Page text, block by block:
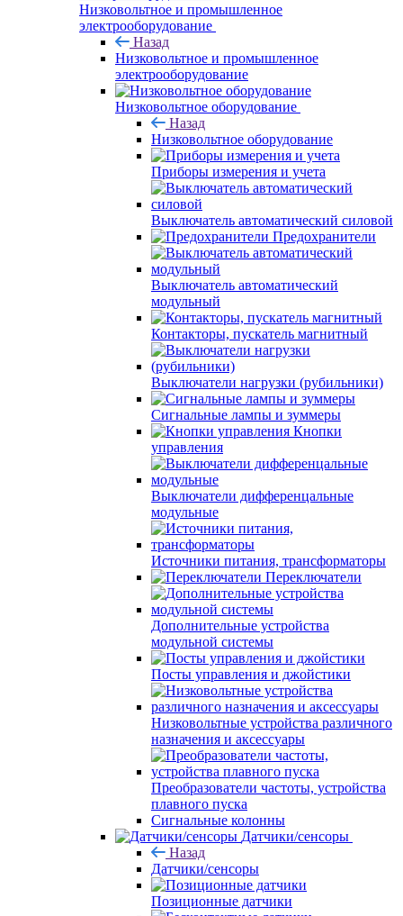
Низковольтное и промышленное
электрооборудование
Назад
Низковольтное и промышленное
электрооборудование
Низковольтное оборудование
Назад
Низковольтное оборудование
Приборы измерения и учета
Выключатель автоматический силовой
Предохранители
Выключатель автоматический
модульный
Контакторы, пускатель магнитный
Выключатели нагрузки (рубильники)
Сигнальные лампы и зуммеры
Кнопки
управления
Выключатели дифференцальные
модульные
Источники питания, трансформаторы
Переключатели
Дополнительные устройства
модульной системы
Посты управления и джойстики
Низковольтные устройства различного
назначения и аксессуары
Преобразователи частоты, устройства
плавного пуска
Сигнальные колонны
Датчики/сенсоры
Назад
Датчики/сенсоры
Позиционные датчики